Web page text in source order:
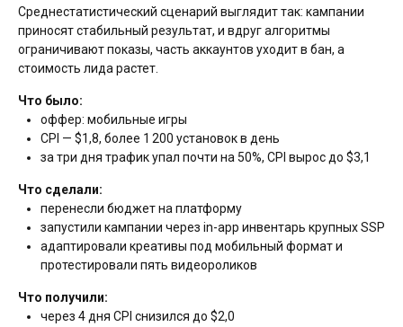
Среднестатистический сценарий выглядит так: кампании
приносят стабильный результат, и вдруг алгоритмы
ограничивают показы, часть аккаунтов уходит в бан, а
стоимость лида растет.
Что было:
оффер: мобильные игры
CPI — $1,8, более 1 200 установок в день
за три дня трафик упал почти на 50%, CPI вырос до $3,1
Что сделали:
перенесли бюджет на платформу
запустили кампании через in-app инвентарь крупных SSP
адаптировали креативы под мобильный формат и
протестировали пять видеороликов
Что получили:
через 4 дня CPI снизился до $2,0